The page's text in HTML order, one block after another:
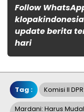
Follow
update berita
hari
Tag : Komisi II
Mardani: Harus